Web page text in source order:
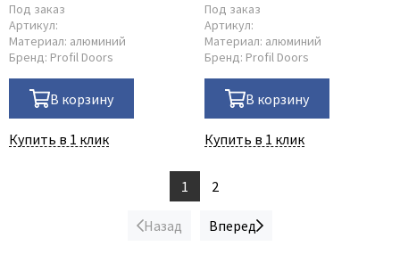
Под заказ
Артикул:
Материал: алюминий
Бренд: Profil Doors
В корзину
Купить в 1 клик
Под заказ
Артикул:
Материал: алюминий
Бренд: Profil Doors
В корзину
Купить в 1 клик
Назад
1 2
Вперед